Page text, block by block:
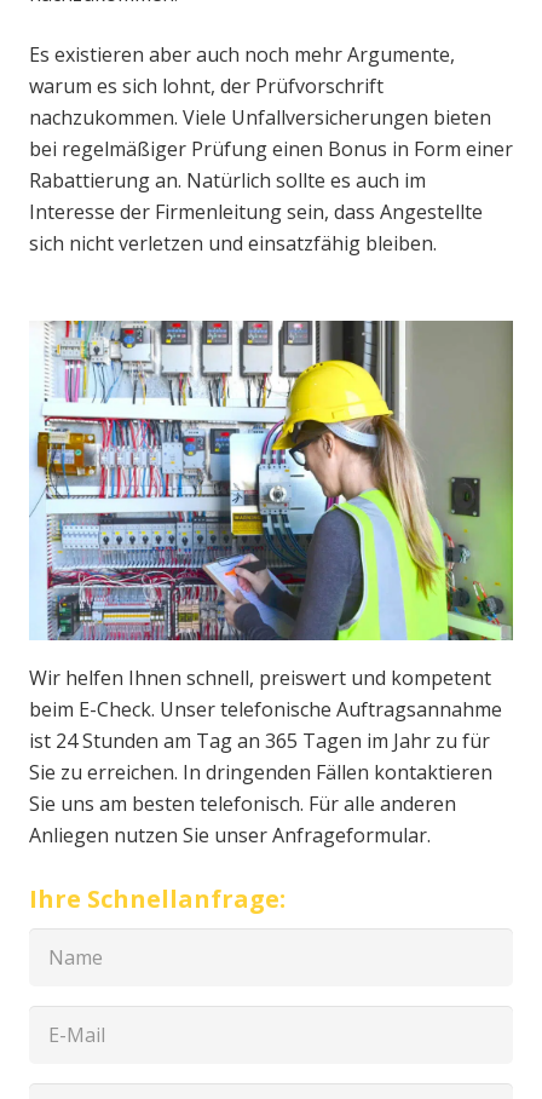
Es existieren aber auch noch mehr Argumente,
warum es sich lohnt, der Prüfvorschrift
nachzukommen. Viele Unfallversicherungen bieten
bei regelmäßiger Prüfung einen Bonus in Form einer
Rabattierung an. Natürlich sollte es auch im
Interesse der Firmenleitung sein, dass Angestellte
sich nicht verletzen und einsatzfähig bleiben.
Wir helfen Ihnen schnell, preiswert und kompetent
beim E-Check. Unser telefonische Auftragsannahme
ist 24 Stunden am Tag an 365 Tagen im Jahr zu für
Sie zu erreichen. In dringenden Fällen kontaktieren
Sie uns am besten telefonisch. Für alle anderen
Anliegen nutzen Sie unser Anfrageformular.
Ihre Schnellanfrage: